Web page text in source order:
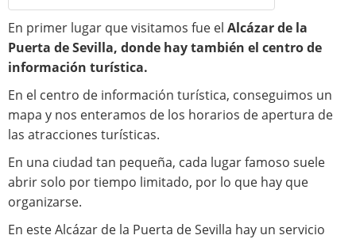
En primer lugar que visitamos fue el Alcázar de la
Puerta de Sevilla, donde hay también el centro de
información turística.
En el centro de información turística, conseguimos un
mapa y nos enteramos de los horarios de apertura de
las atracciones turísticas.
En una ciudad tan pequeña, cada lugar famoso suele
abrir solo por tiempo limitado, por lo que hay que
organizarse.
En este Alcázar de la Puerta de Sevilla hay un servicio